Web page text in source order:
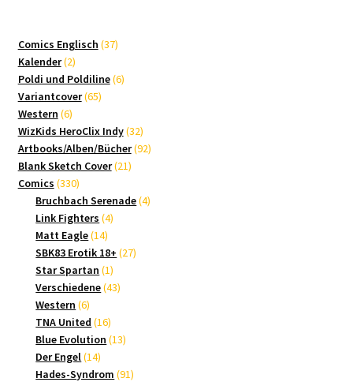
Comics Englisch 3737
Kalender 22
Produkte
Poldi und Poldiline 66
Variantcover 6565
Western 66
Produkte
WizKids HeroClix Indy 3232
Produkte
Artbooks/Alben/Bücher 9292
Blank Sketch Cover 2121
Comics 330330
Produkte
Bruchbach Serenade 44
Link Fighters 44
Matt Eagle 1414
Produkte
SBK83 Erotik 18+ 2727
Star Spartan 11
Produkt
Verschiedene 4343
Western 66
Produkte
TNA United 1616
Produkte
Blue Evolution 1313
Der Engel 1414
Produkte
Hades-Syndrom 9191